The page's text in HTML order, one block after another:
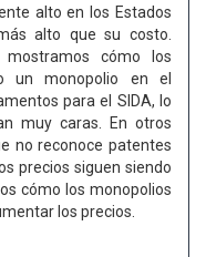
alto en los Estados
alto que su costo.
cómo los
un monopolio en el
para el SIDA, lo
muy caras. En otros
no reconoce patentes
precios siguen siendo
cómo los monopolios
los precios.